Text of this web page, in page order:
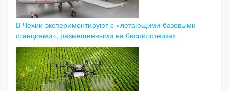
В Чехии экспериментируют с «летающими базовыми
станциями», размещенными на беспилотниках